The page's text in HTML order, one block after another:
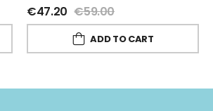
€47.20 €59.00
ADD TO CART